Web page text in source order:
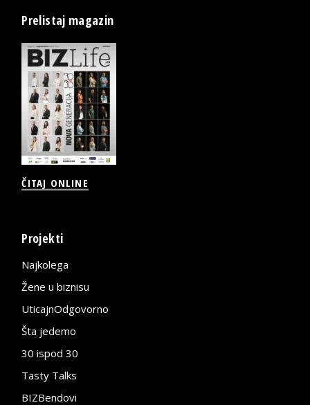
Prelistaj magazin
ČITAJ ONLINE
Projekti
Najkolega
Žene u biznisu
UticajnOdgovorno
Šta jedemo
30 ispod 30
Tasty Talks
BIZBendovi